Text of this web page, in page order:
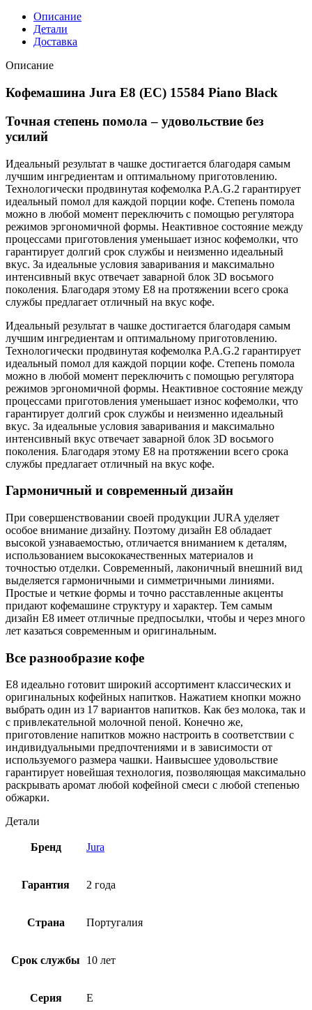
Описание
Детали
Доставка
Описание
Кофемашина Jura E8 (EC) 15584 Piano Black
Точная степень помола – удовольствие без
усилий
Идеальный результат в чашке достигается благодаря самым
лучшим ингредиентам и оптимальному приготовлению.
Технологически продвинутая кофемолка P.A.G.2 гарантирует
идеальный помол для каждой порции кофе. Степень помола
можно в любой момент переключить с помощью регулятора
режимов эргономичной формы. Неактивное состояние между
процессами приготовления уменьшает износ кофемолки, что
гарантирует долгий срок службы и неизменно идеальный
вкус. За идеальные условия заваривания и максимально
интенсивный вкус отвечает заварной блок 3D восьмого
поколения. Благодаря этому E8 на протяжении всего срока
службы предлагает отличный на вкус кофе.
Идеальный результат в чашке достигается благодаря самым
лучшим ингредиентам и оптимальному приготовлению.
Технологически продвинутая кофемолка P.A.G.2 гарантирует
идеальный помол для каждой порции кофе. Степень помола
можно в любой момент переключить с помощью регулятора
режимов эргономичной формы. Неактивное состояние между
процессами приготовления уменьшает износ кофемолки, что
гарантирует долгий срок службы и неизменно идеальный
вкус. За идеальные условия заваривания и максимально
интенсивный вкус отвечает заварной блок 3D восьмого
поколения. Благодаря этому E8 на протяжении всего срока
службы предлагает отличный на вкус кофе.
Гармоничный и современный дизайн
При совершенствовании своей продукции JURA уделяет
особое внимание дизайну. Поэтому дизайн E8 обладает
высокой узнаваемостью, отличается вниманием к деталям,
использованием высококачественных материалов и
точностью отделки. Современный, лаконичный внешний вид
выделяется гармоничными и симметричными линиями.
Простые и четкие формы и точно расставленные акценты
придают кофемашине структуру и характер. Тем самым
дизайн E8 имеет отличные предпосылки, чтобы и через много
лет казаться современным и оригинальным.
Все разнообразие кофе
E8 идеально готовит широкий ассортимент классических и
оригинальных кофейных напитков. Нажатием кнопки можно
выбрать один из 17 вариантов напитков. Как без молока, так и
с привлекательной молочной пеной. Конечно же,
приготовление напитков можно настроить в соответствии с
индивидуальными предпочтениями и в зависимости от
используемого размера чашки. Наивысшее удовольствие
гарантирует новейшая технология, позволяющая максимально
раскрывать аромат любой кофейной смеси с любой степенью
обжарки.
Детали
Бренд Jura
Гарантия 2 года
Страна Португалия
Срок службы 10 лет
Серия E